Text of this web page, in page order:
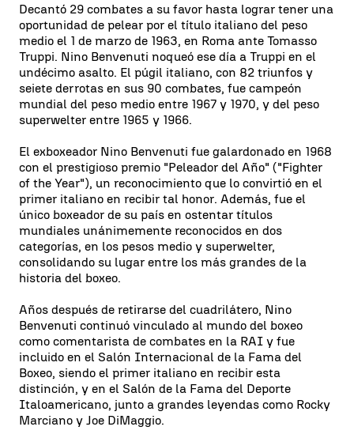
Decantó 29 combates a su favor hasta lograr tener una
oportunidad de pelear por el título italiano del peso
medio el 1 de marzo de 1963, en Roma ante Tomasso
Truppi. Nino Benvenuti noqueó ese día a Truppi en el
undécimo asalto. El púgil italiano, con 82 triunfos y
seiete derrotas en sus 90 combates, fue campeón
mundial del peso medio entre 1967 y 1970, y del peso
superwelter entre 1965 y 1966.
El exboxeador Nino Benvenuti fue galardonado en 1968
con el prestigioso premio "Peleador del Año" ("Fighter
of the Year"), un reconocimiento que lo convirtió en el
primer italiano en recibir tal honor. Además, fue el
único boxeador de su país en ostentar títulos
mundiales unánimemente reconocidos en dos
categorías, en los pesos medio y superwelter,
consolidando su lugar entre los más grandes de la
historia del boxeo.
Años después de retirarse del cuadrilátero, Nino
Benvenuti continuó vinculado al mundo del boxeo
como comentarista de combates en la RAI y fue
incluido en el Salón Internacional de la Fama del
Boxeo, siendo el primer italiano en recibir esta
distinción, y en el Salón de la Fama del Deporte
Italoamericano, junto a grandes leyendas como Rocky
Marciano y Joe DiMaggio.